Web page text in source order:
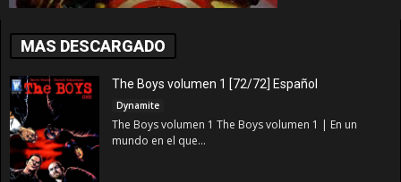
MAS DESCARGADO
The Boys volumen 1 [72/72] Español
Dynamite
The Boys volumen 1 The Boys volumen 1 | En un
mundo en el que...